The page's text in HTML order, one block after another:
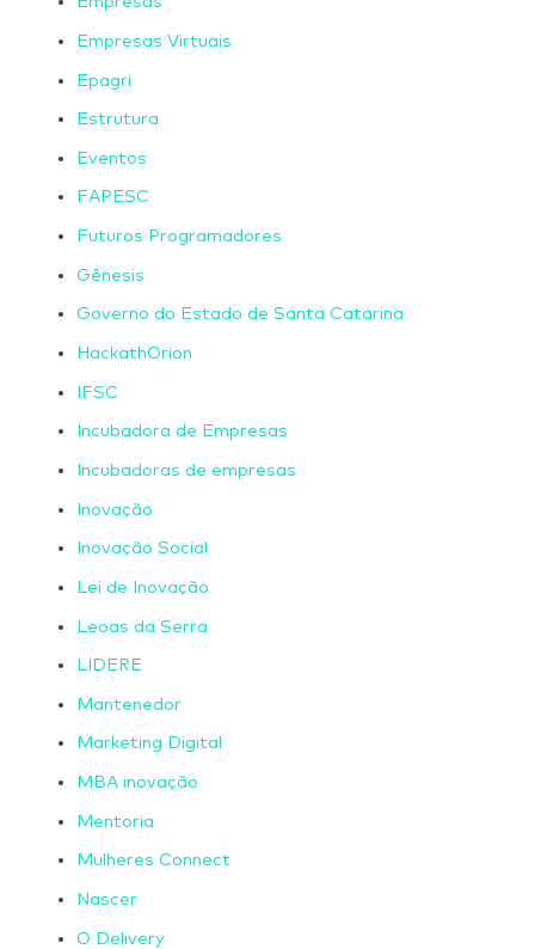
Empresas Virtuais
Epagri
Estrutura
Eventos
FAPESC
Futuros Programadores
Gênesis
Governo do Estado de Santa Catarina
HackathOrion
IFSC
Incubadora de Empresas
Incubadoras de empresas
Inovação
Inovação Social
Lei de Inovação
Leoas da Serra
LIDERE
Mantenedor
Marketing Digital
MBA inovação
Mentoria
Mulheres Connect
Nascer
O Delivery